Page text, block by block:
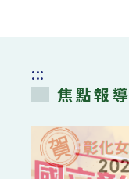
:::
焦點報導